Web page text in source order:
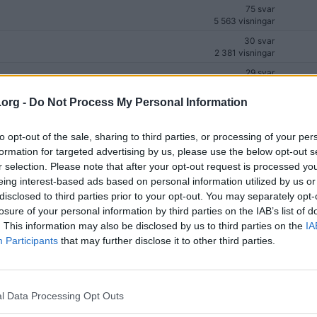
- Do Not Process My Personal Information
opt-out of the sale, sharing to third parties, or processing of your
for targeted advertising by us, please use the below opt-out
selection. Please note that after your opt-out request is processed
interest-based ads based on personal information utilized by us
to third parties prior to your opt-out. You may separately
of your personal information by third parties on the IAB’s list of
This information may also be disclosed by us to third parties on the
Participants that may further disclose it to other third parties.
Data Processing Opt Outs
75 svar
5 563 visningar
30 svar
2 381 visningar
29 svar
38 svar
11 711 visningar
1 091 svar
216 319 visningar
6 svar
682 visningar
36 svar
5 946 visningar